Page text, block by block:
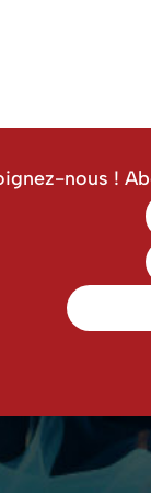
nous !